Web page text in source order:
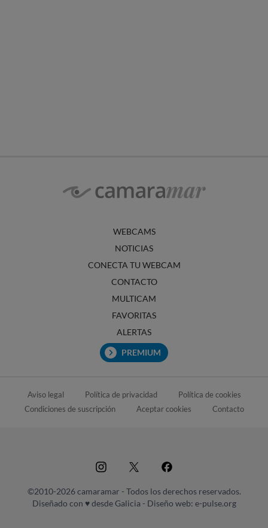
WEBCAMS
NOTICIAS
CONECTA TU WEBCAM
CONTACTO
MULTICAM
FAVORITAS
ALERTAS
PREMIUM
Aviso legal Política de privacidad
Política de cookies
Condiciones de suscripción
Aceptar cookies Contacto
©2010-2026 camaramar - Todos los derechos reservados.
Diseñado con ♥ desde Galicia - Diseño web: e-pulse.org